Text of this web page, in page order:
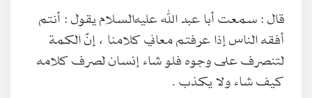
قال : سمعت أبا عبد الله عليه‌السلام يقول : أنتم
أفقه الناس إذا عرفتم معاني كلامنا ، إنّ الكمة
لتنصرف على وجوه فلو شاء إنسان لصرف كلامه
كيف شاء ولا يكذب .